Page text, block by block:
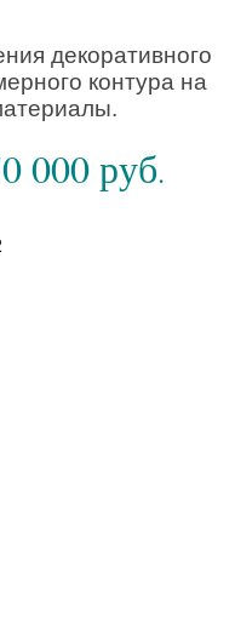
декоративного
контура на
000 руб.